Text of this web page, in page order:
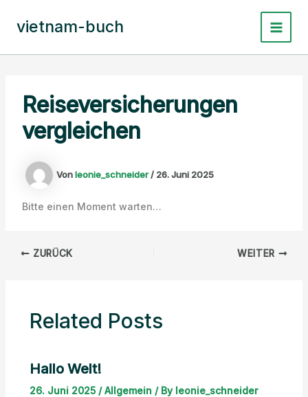
Inhaltvietnam-buch
Main
Reiseversicherungen
vergleichen
Vonleonie_schneider/ 26. Juni 2025
Bitte einen Moment warten…
ZURÜCK WEITER
Related Posts
Hallo Welt!
26. Juni 2025 /Allgemein / By leonie_schneider